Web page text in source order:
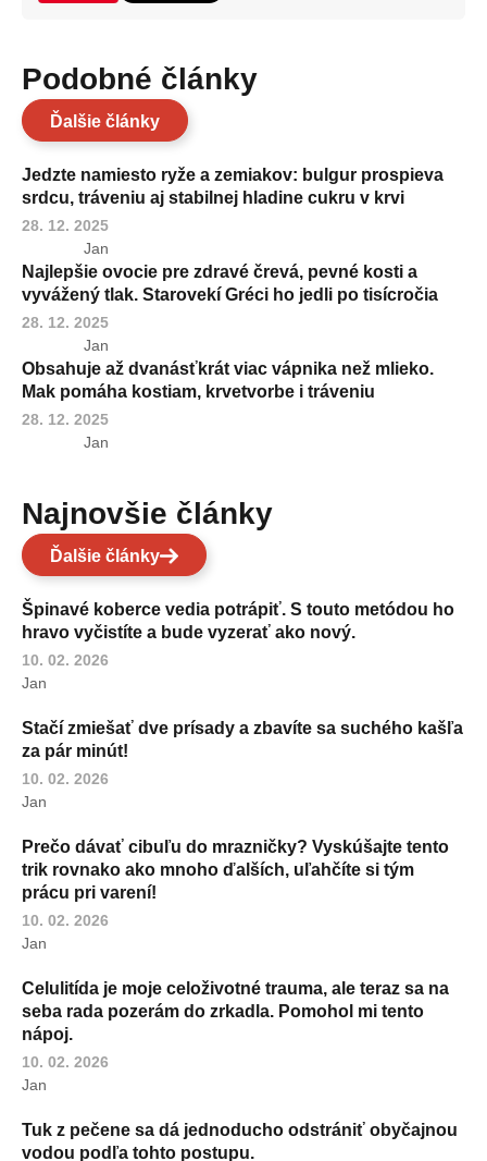
Podobné články
Ďalšie články
Jedzte namiesto ryže a zemiakov: bulgur prospieva
srdcu, tráveniu aj stabilnej hladine cukru v krvi
28. 12. 2025
Jan
Najlepšie ovocie pre zdravé črevá, pevné kosti a
vyvážený tlak. Starovekí Gréci ho jedli po tisícročia
28. 12. 2025
Jan
Obsahuje až dvanásťkrát viac vápnika než mlieko.
Mak pomáha kostiam, krvetvorbe i tráveniu
28. 12. 2025
Jan
Najnovšie články
Ďalšie články
Špinavé koberce vedia potrápiť. S touto metódou ho
hravo vyčistíte a bude vyzerať ako nový.
10. 02. 2026
Jan
Stačí zmiešať dve prísady a zbavíte sa suchého kašľa
za pár minút!
10. 02. 2026
Jan
Prečo dávať cibuľu do mrazničky? Vyskúšajte tento
trik rovnako ako mnoho ďalších, uľahčíte si tým
prácu pri varení!
10. 02. 2026
Jan
Celulitída je moje celoživotné trauma, ale teraz sa na
seba rada pozerám do zrkadla. Pomohol mi tento
nápoj.
10. 02. 2026
Jan
Tuk z pečene sa dá jednoducho odstrániť obyčajnou
vodou podľa tohto postupu.